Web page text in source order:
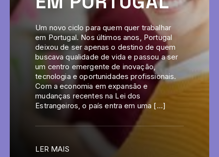
Um novo ciclo para quem quer trabalhar
em Portugal. Nos últimos anos, Portugal
deixou de ser apenas o destino de quem
buscava qualidade de vida e passou a ser
um centro emergente de inovação,
tecnologia e oportunidades profissionais.
Com a economia em expansão e
mudanças recentes na Lei dos
Estrangeiros, o país entra em uma […]
LER MAIS